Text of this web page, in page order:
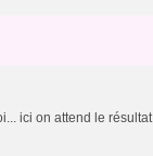
ici on attend le résultat